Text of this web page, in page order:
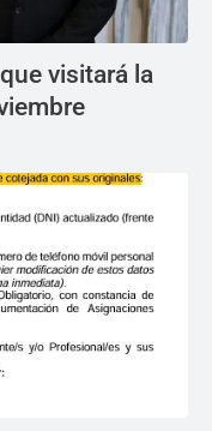
visitará la